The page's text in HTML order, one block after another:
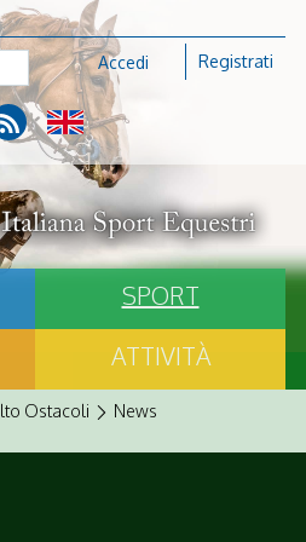
Accedi Registrati
SPORT
ATTIVITÀ
Ostacoli
News